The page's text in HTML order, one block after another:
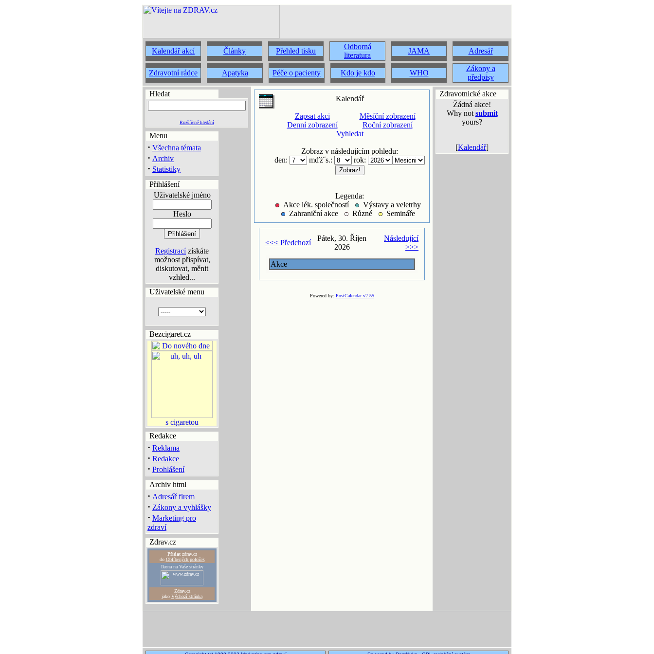
Kalendář akcí Články Přehled tisku
Odborná
literatura
JAMA Adresář
Zdravotní rádce Apatyka Péče o pacienty Kdo je kdo WHO
Zákony a
předpisy
Hledat
Rozšířené hledání
Menu
· Všechna témata
· Archiv
· Statistiky
Přihlášení
Uživatelské jméno
Heslo
Registracízískáte
možnost přispívat,
diskutovat, měnit
vzhled...
Uživatelské menu
Bezcigaret.cz
Redakce
· Reklama
· Redakce
· Prohlášení
Archiv html
· Adresář firem
· Zákony a vyhlášky
· Marketing pro
zdraví
Zdrav.cz
Přidatzdrav.cz
do Oblíbených položek
Ikona na Vaše stránky
Zdrav.cz
jako Výchozí stránka
Kalendář
Zapsat akci
Denní zobrazení
Měsíční zobrazení
Roční zobrazení
Vyhledat
Zobraz v následujícím pohledu:
den:
mďż˝s.: rok:
Legenda:
Akce lék. společností
Výstavy a veletrhy
Zahraniční akce
Různé Semináře
<<< Předchozí
Pátek, 30. Říjen
2026
Následující
>>>
Akce
Powered by: PostCalendar v2.55
Zdravotnické akce
Žádná akce!
Why not submit
yours?
[Kalendář]